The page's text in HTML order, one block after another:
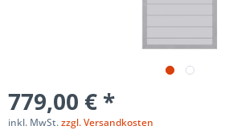
779,00 € *
inkl. MwSt.zzgl. Versandkosten